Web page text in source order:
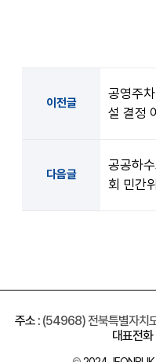
이전글
공영주
설 결정
다음글
공공하
회 민간
주소 : (54968) 전북특별자치
대표전화